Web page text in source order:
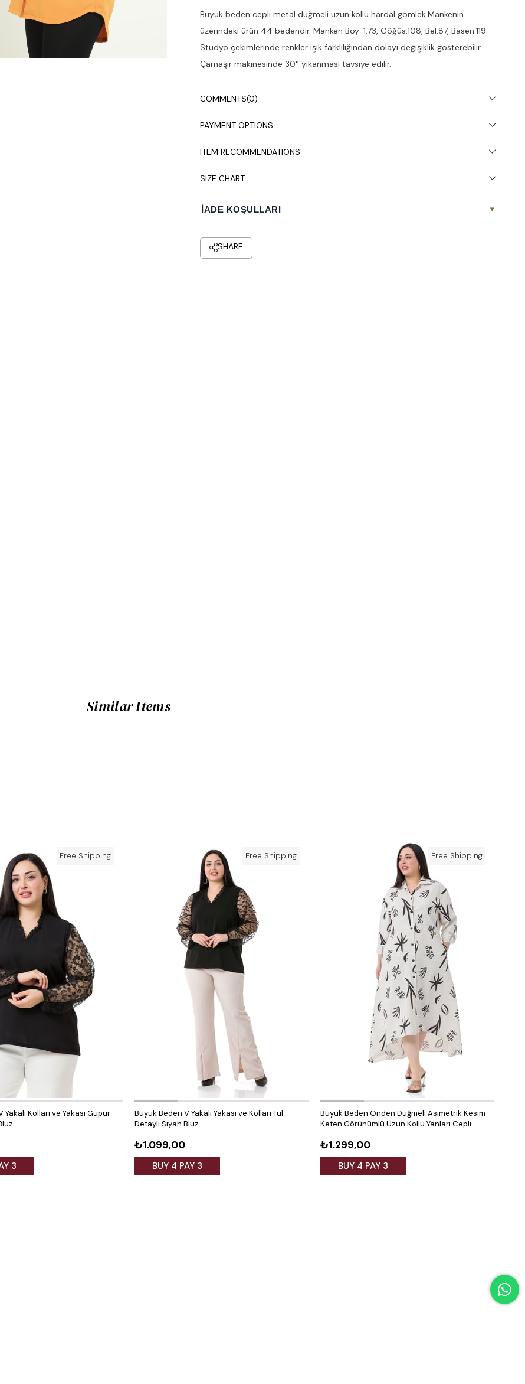
Büyük beden cepli metal düğmeli uzun kollu hardal gömlek.Mankenin
üzerindeki ürün 44 bedendir. Manken Boy: 1.73, Göğüs:108, Bel:87, Basen:119.
Stüdyo çekimlerinde renkler ışık farklılığından dolayı değişiklik gösterebilir.
Çamaşır makinesinde 30° yıkanması tavsiye edilir.
COMMENTS(0)
PAYMENT OPTIONS
ITEM RECOMMENDATIONS
SIZE CHART
İADE KOŞULLARI ▾
Similar Items
Kolları ve Yakası Güpür
3
Free Shipping
Büyük Beden V Yakalı Yakası ve Kolları Tül
Detaylı Siyah Bluz
₺1.099,00
BUY 4 PAY 3
Free Shipping
Büyük Beden Önden Düğmeli Asimetrik Kesim
Keten Görünümlü Uzun Kollu Yanları Cepli
₺1.299,00
BUY 4 PAY 3
Free Shipping